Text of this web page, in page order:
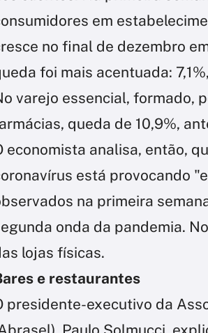
em
no final de dezembro
foi mais acentuada:
varejo essencial, formado,
queda de 10,9%,
economista analisa, então,
está provocando
na primeira
onda da pandemia.
lojas físicas.
e restaurantes
presidente-executivo da
Paulo Solmucci,